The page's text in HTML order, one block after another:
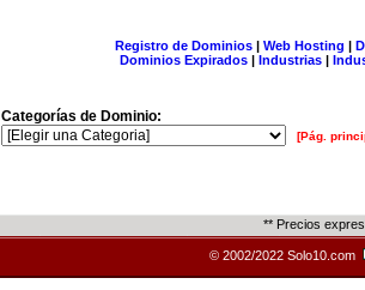
Registro de Dominios| Web Hosting |
Dominios Expirados | Industrias |
Categorías de Dominio:
[Pág.
** Precios
© 2002/2022 Solo10.com